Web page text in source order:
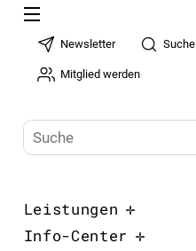
Newsletter Suche
Mitglied werden
Leistungen
Info-Center